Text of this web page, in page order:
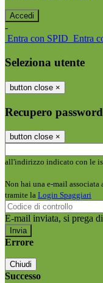
-
Entra con SPID Entra
Seleziona utente
button close ×
Recupero password
button close ×
all'indirizzo indicato con le
Non hai una e-mail associata
tramite la Login Spaggiari
E-mail inviata, si prega
Errore
Chiudi
Successo